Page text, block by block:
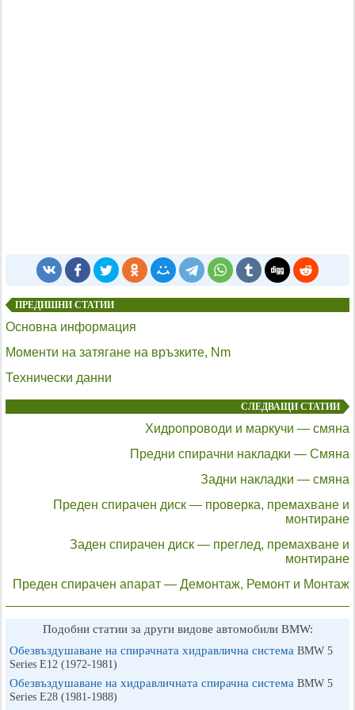
ПРЕДИШНИ СТАТИИ
Основна информация
Моменти на затягане на връзките, Nm
Технически данни
СЛЕДВАЩИ СТАТИИ
Хидропроводи и маркучи — смяна
Предни спирачни накладки — Смяна
Задни накладки — смяна
Преден спирачен диск — проверка, премахване и
монтиране
Заден спирачен диск — преглед, премахване и
монтиране
Преден спирачен апарат — Демонтаж, Ремонт и Монтаж
Подобни статии за други видове автомобили BMW:
Обезвъздушаване на спирачната хидравлична система BMW 5
Series E12 (1972-1981)
Обезвъздушаване на хидравличната спирачна система BMW 5
Series E28 (1981-1988)